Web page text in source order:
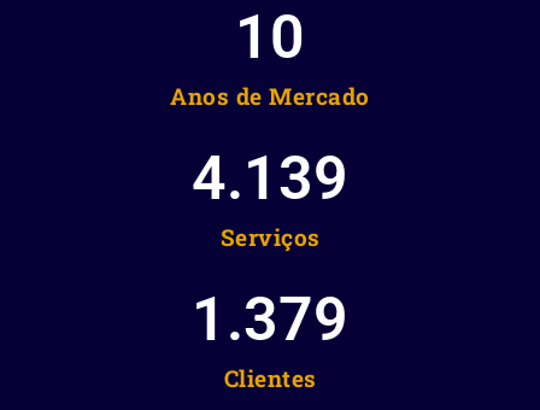
Anos de Mercado
10
Serviços
4.139
Clientes
1.379